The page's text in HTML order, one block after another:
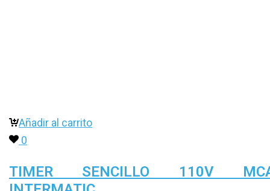
Añadir al carrito
0
TIMER SENCILLO 110V